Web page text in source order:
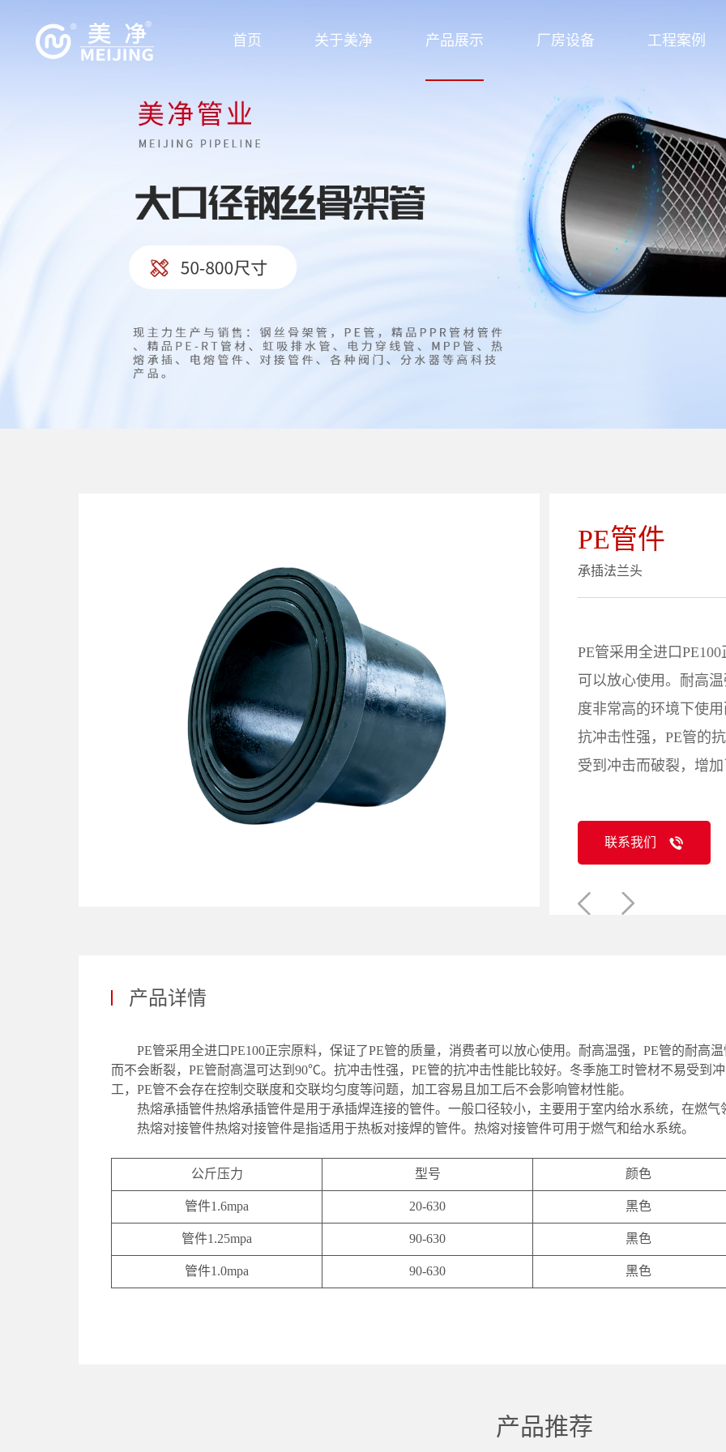
首页 关于美净 产品展示 厂房设备 工程案例
PE管件
承插法兰头
PE管采用全进口
可以放心使用。耐高
度非常高的环境下使
抗冲击性强，PE管的
受到冲击而破裂，增
联系我们
产品详情
PE管采用全进口PE100正宗原料，保证了PE管的质量，消费者可以放心使用。耐高温强，PE管的耐高
而不会断裂，PE管耐高温可达到90℃。抗冲击性强，PE管的抗冲击性能比较好。冬季施工时管材不易受到
工，PE管不会存在控制交联度和交联均匀度等问题，加工容易且加工后不会影响管材性能。
热熔承插管件热熔承插管件是用于承插焊连接的管件。一般口径较小，主要用于室内给水系统，在燃气
热熔对接管件热熔对接管件是指适用于热板对接焊的管件。热熔对接管件可用于燃气和给水系统。
公斤压力 型号 颜色
管件1.6mpa 20-630 黑色
管件1.25mpa 90-630 黑色
管件1.0mpa 90-630 黑色
产品推荐